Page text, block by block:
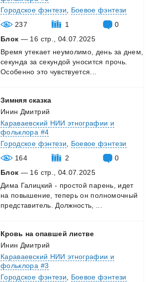
Городское фэнтези
Боевое фэнтези
237
1
0
Блок — 16 стр., 04.07.2025
Время утекает неумолимо, день за днем,
секунда за секундой уносится прочь.
Особенно это чувствуется...
Зимняя сказка
Инин Дмитрий
Караваевский НИИ этнографии и
фольклора #4
Городское фэнтези
Боевое фэнтези
164
2
0
Блок — 16 стр., 04.07.2025
Дима Галицкий - простой парень,
идет
на повышение, теперь он полномочный
представитель.
Должность,
Кровь на опавшей листве
Инин Дмитрий
Караваевский НИИ этнографии и
фольклора #3
Городское фэнтези
Боевое фэнтези